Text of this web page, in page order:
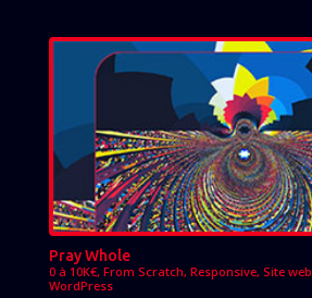
Pray Whole
0 à 10K€, From Scratch, Responsive, Site web
WordPress